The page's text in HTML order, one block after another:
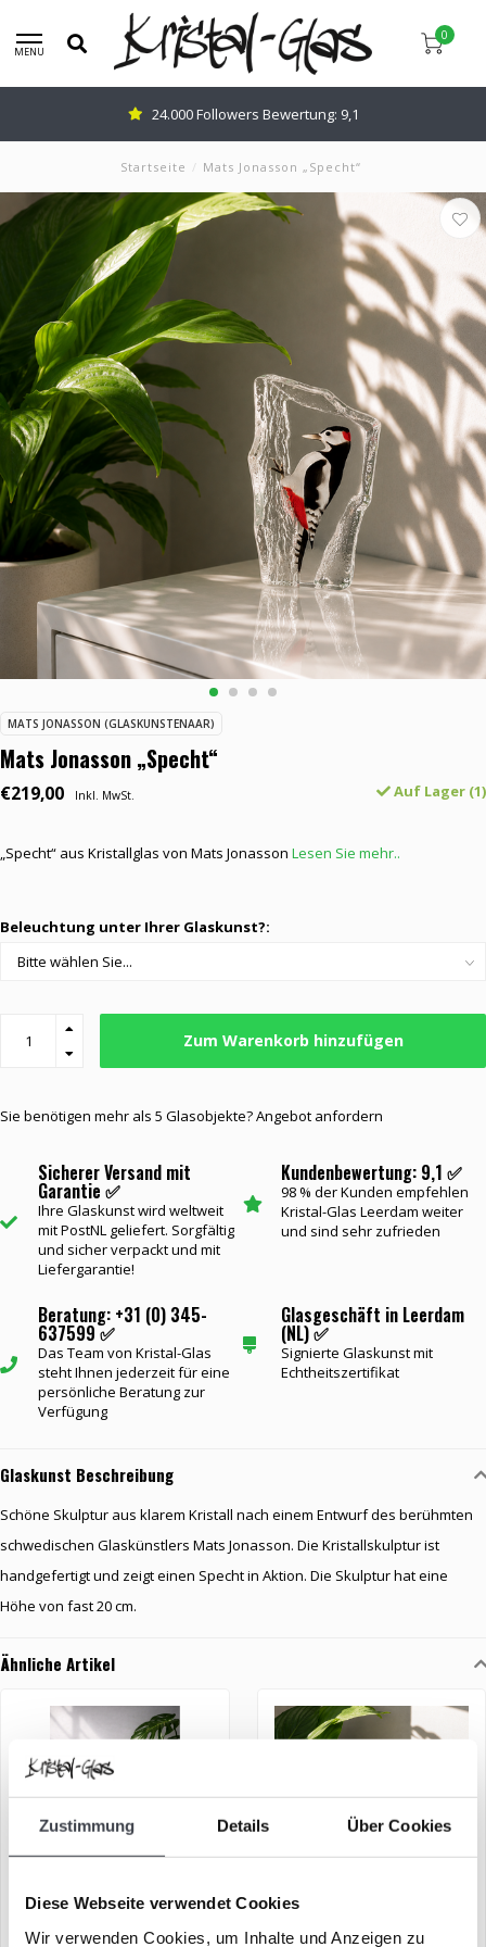
Zustimmung Details Über Cookies
Diese Webseite verwendet Cookies
Wir verwenden Cookies, um Inhalte und Anzeigen zu
MENU
0
24.000 Followers Bewertung: 9,1
Startseite / Mats Jonasson „Specht“
MATS JONASSON (GLASKUNSTENAAR)
Mats Jonasson „Specht“
€219,00 Inkl. MwSt. Auf Lager (1)
„Specht“ aus Kristallglas von Mats Jonasson Lesen Sie mehr..
Beleuchtung unter Ihrer Glaskunst?:
Zum Warenkorb hinzufügen
Sie benötigen mehr als 5 Glasobjekte? Angebot anfordern
Sicherer Versand mit
Garantie ✅
Ihre Glaskunst wird weltweit
mit PostNL geliefert. Sorgfältig
und sicher verpackt und mit
Liefergarantie!
Kundenbewertung: 9,1 ✅
98 % der Kunden empfehlen
Kristal-Glas Leerdam weiter
und sind sehr zufrieden
Beratung: +31 (0) 345-
637599 ✅
Das Team von Kristal-Glas
steht Ihnen jederzeit für eine
persönliche Beratung zur
Verfügung
Glasgeschäft in Leerdam
(NL) ✅
Signierte Glaskunst mit
Echtheitszertifikat
Glaskunst Beschreibung
Schöne Skulptur aus klarem Kristall nach einem Entwurf des berühmten
schwedischen Glaskünstlers Mats Jonasson. Die Kristallskulptur ist
handgefertigt und zeigt einen Specht in Aktion. Die Skulptur hat eine
Höhe von fast 20 cm.
Ähnliche Artikel
Mats Jonasson „Adler“ Mats Jonasson „Eule“